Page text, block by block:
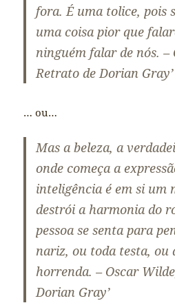
fora. É uma tolice, pois
uma coisa pior que
ninguém falar de nós. –
Retrato de Dorian Gray’
… ou…
Mas a beleza, a
onde começa a
inteligência é em si um
destrói a harmonia do
pessoa se senta para
nariz, ou toda testa, ou
horrenda. – Oscar
Dorian Gray’